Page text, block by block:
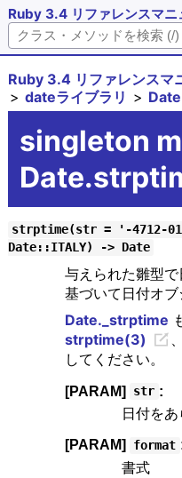
Ruby 3.4 リファレンスマニ
Ruby 3.4 リファレンスマ
dateライブラリ
singleton
strptime(str = '-4712-
Date::ITALY) -> Date
与えられた雛型
基づいて日付オブ
Date._strptime
strptime(3)
してください。
[PARAM] str :
日付を
[PARAM] format
書式